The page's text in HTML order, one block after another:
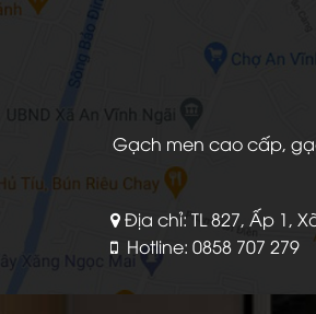
Gạch men cao cấp,
Địa chỉ: TL 827, Ấp 1,
Hotline: 0858 707 279